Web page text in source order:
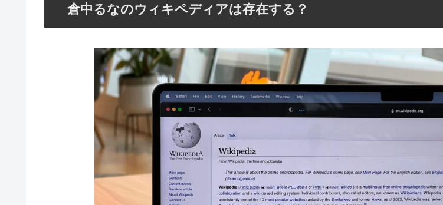
倉中るなのウィキペディアは存在する？